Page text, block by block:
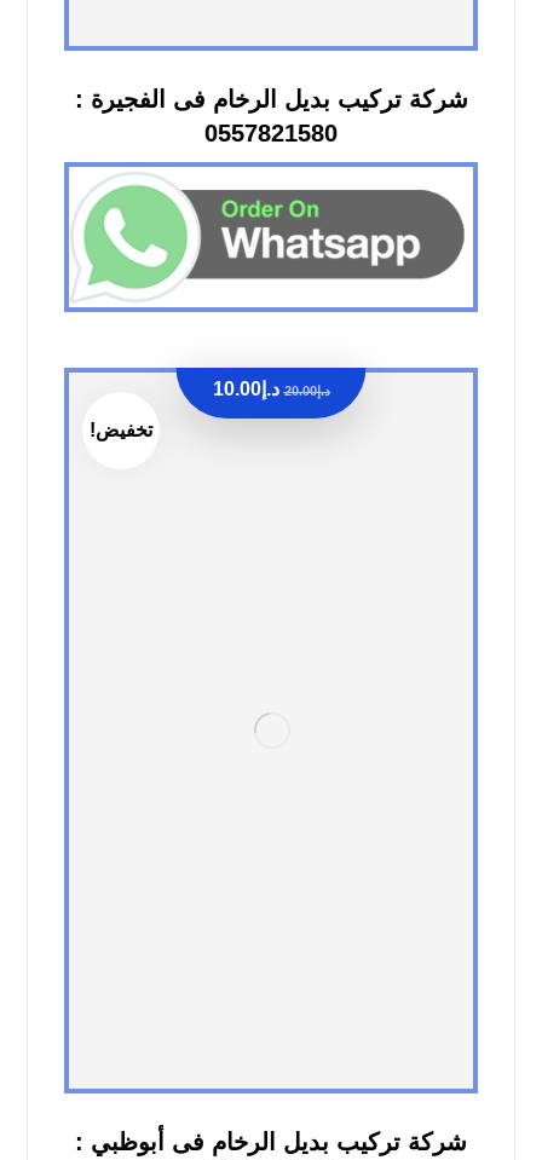
شركة تركيب بديل الرخام فى الفجيرة :
0557821580
تخفيض!
شركة تركيب بديل الرخام فى أبوظبي :
د.إ20.00 د.إ10.00